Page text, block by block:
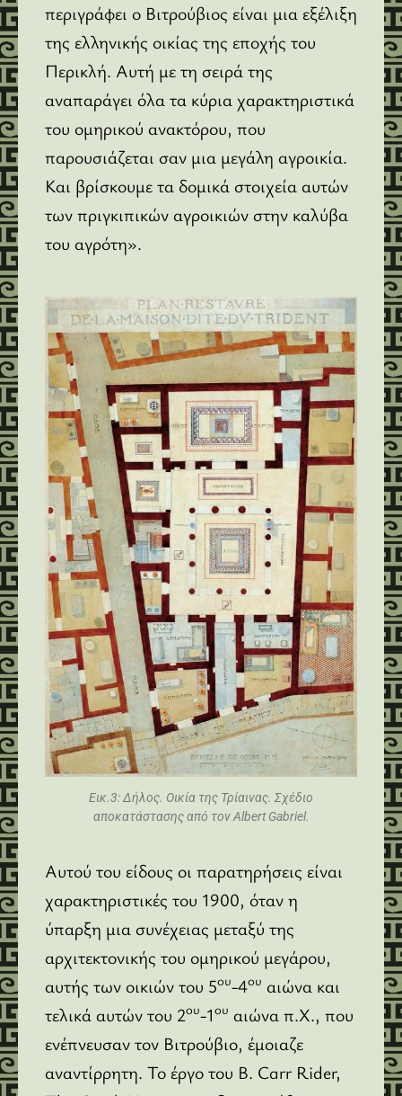
περιγράφει ο Βιτρούβιος είναι μια εξέλιξη
της ελληνικής οικίας της εποχής του
Περικλή. Αυτή με τη σειρά της
αναπαράγει όλα τα κύρια χαρακτηριστικά
του ομηρικού ανακτόρου, που
παρουσιάζεται σαν μια μεγάλη αγροικία.
Και βρίσκουμε τα δομικά στοιχεία αυτών
των πριγκιπικών αγροικιών στην καλύβα
του αγρότη».
Εικ.3: Δήλος. Οικία της Τρίαινας. Σχέδιο
αποκατάστασης από τον Albert Gabriel.
Αυτού του είδους οι παρατηρήσεις είναι
χαρακτηριστικές του 1900, όταν η
ύπαρξη μια συνέχειας μεταξύ της
αρχιτεκτονικής του ομηρικού μεγάρου,
αυτής των οικιών του 5ου-4ου αιώνα και
τελικά αυτών του 2ου-1ου αιώνα π.Χ., που
ενέπνευσαν τον Βιτρούβιο, έμοιαζε
αναντίρρητη. Το έργο του B. Carr Rider,